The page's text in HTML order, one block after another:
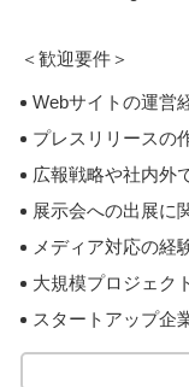
＜歓迎要件＞
Webサイトの運営
プレスリリースの
広報戦略や社内外
展示会への出展に
メディア対応の経
大規模プロジェク
スタートアップ企